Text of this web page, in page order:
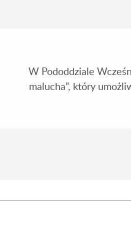
W Pododdziale
malucha”, który